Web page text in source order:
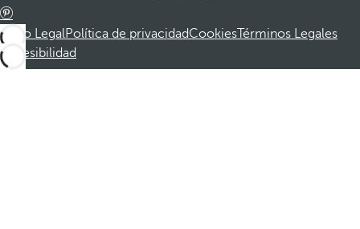
Aviso LegalPolítica de privacidadCookiesTérminos Legales
Accesibilidad